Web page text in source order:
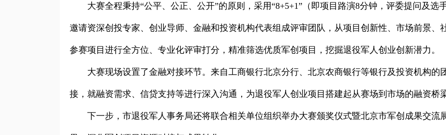
大赛全程秉持“公平、公正、公开”的原则，采用“8+5+1”（即项目路演8分钟，评委提问及选
邀请资深创投专家、创业导师、金融和投资机构代表组成评审团队，从项目创新性、市场前景、
参赛项目进行全方位、专业化评审打分，精准筛选优质军创项目，挖掘退役军人创业创新潜力。
大赛现场设置了金融对接环节。来自工商银行北京分行、北京农商银行等银行及投资机构的
接，就融资需求、信贷支持等进行深入沟通，为退役军人创业项目搭建起从赛场到市场的融资桥梁
下一步，市退役军人事务局还将联合相关单位组织举办大赛颁奖仪式暨北京市军创成果交流